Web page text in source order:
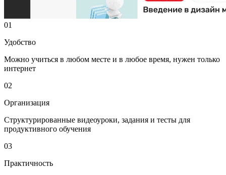
01
Удобство
Можно учиться в любом месте и в любое время, нужен только
интернет
02
Организация
Структурированные видеоуроки, задания и тесты для
продуктивного обучения
03
Практичность